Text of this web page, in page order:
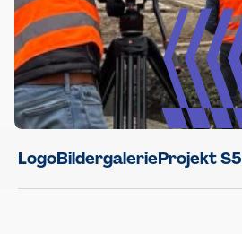
LogoBildergalerieProjekt S5